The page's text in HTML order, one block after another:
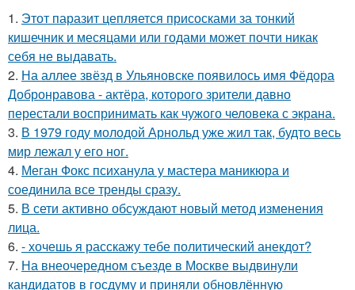
1. Этот паразит цепляется присосками за тонкий
кишечник и месяцами или годами может почти никак
себя не выдавать.
2. На аллее звёзд в Ульяновске появилось имя Фёдора
Добронравова - актёра, которого зрители давно
перестали воспринимать как чужого человека с экрана.
3. В 1979 году молодой Арнольд уже жил так, будто весь
мир лежал у его ног.
4. Меган Фокс психанула у мастера маникюра и
соединила все тренды сразу.
5. В сети активно обсуждают новый метод изменения
лица.
6. - хочешь я расскажу тебе политический анекдот?
7. На внеочередном съезде в Москве выдвинули
кандидатов в госдуму и приняли обновлённую